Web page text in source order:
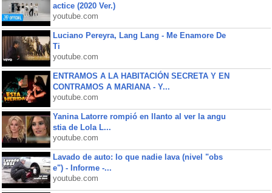
actice (2020 Ver.)
youtube.com
Luciano Pereyra, Lang Lang - Me Enamore De
Ti
youtube.com
ENTRAMOS A LA HABITACIÓN SECRETA Y EN
CONTRAMOS A MARIANA - Y...
youtube.com
Yanina Latorre rompió en llanto al ver la angu
stia de Lola L...
youtube.com
Lavado de auto: lo que nadie lava (nivel "obs
e") - Informe -...
youtube.com